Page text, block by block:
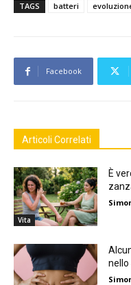
TAGS batteri
Facebook
Articoli Correlati
Vita
È